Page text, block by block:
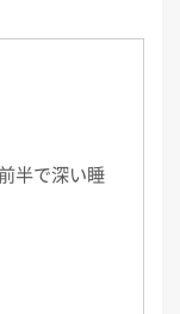
半で深い睡